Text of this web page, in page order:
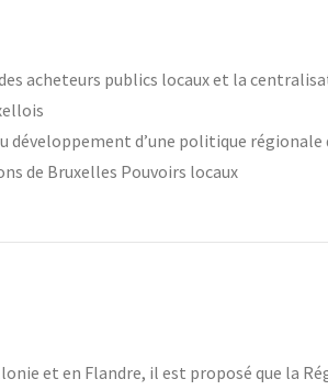
acheteurs publics locaux et la
d’une politique régionale
de Bruxelles Pouvoirs locaux
et en Flandre, il est proposé que la